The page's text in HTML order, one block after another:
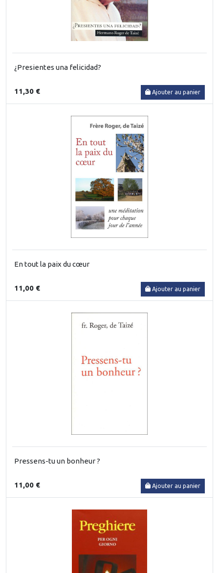
¿Presientes una felicidad?
11,30 € Ajouter au panier
En tout la paix du cœur
11,00 € Ajouter au panier
Pressens-tu un bonheur ?
11,00 € Ajouter au panier